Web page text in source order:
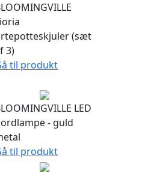
(sæt
3)
til produkt
LED
- guld
til produkt